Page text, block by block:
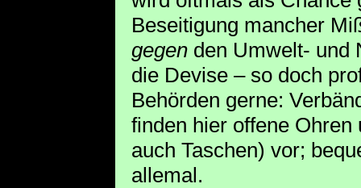
Beseitigung mancher
gegen den Umwelt- und
die Devise – so doch
Behörden gerne:
finden hier offene
auch Taschen) vor;
allemal.